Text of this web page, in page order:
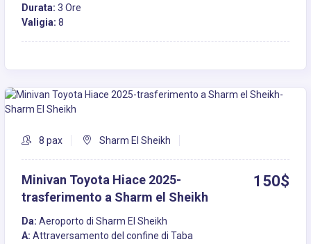
Durata: 3 Ore
Valigia: 8
8 pax Sharm El Sheikh
Minivan Toyota Hiace 2025-
trasferimento a Sharm el Sheikh
150$
Da: Aeroporto di Sharm El Sheikh
A: Attraversamento del confine di Taba